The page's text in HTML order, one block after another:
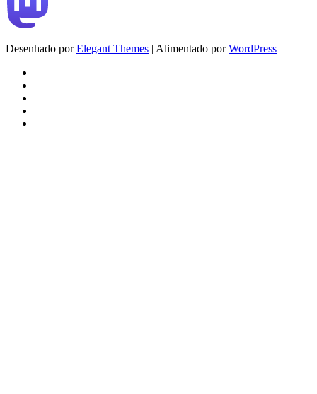
Desenhado porElegant Themes | Alimentado porWordPress